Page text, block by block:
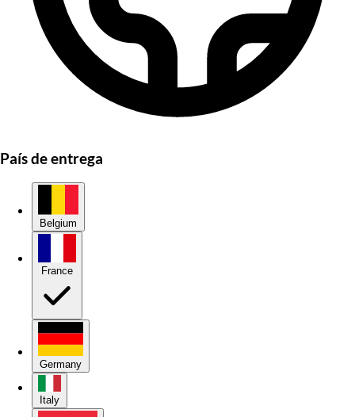
País de entrega
Belgium
Germany
Italy